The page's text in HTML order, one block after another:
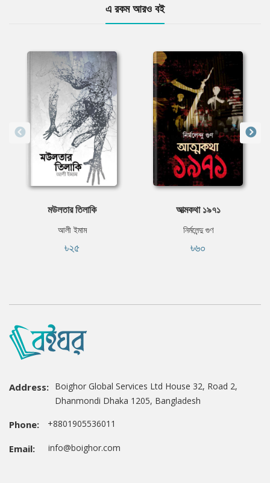
এ রকম আরও বই
মউলতার তিলাকি
আলী ইমাম
৳২৫
আত্মকথা ১৯৭১
নির্মলেন্দু গুণ
৳৬০
Address: Boighor Global Services Ltd House 32, Road 2,
Dhanmondi Dhaka 1205, Bangladesh
Phone: +8801905536011
Email: info@boighor.com